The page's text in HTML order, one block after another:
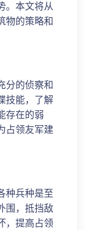
。本文将从
物的策略和
分的侦察和
技能，了解
存在的弱
占领友军建
种兵种是至
围，抵挡敌
，提高占领